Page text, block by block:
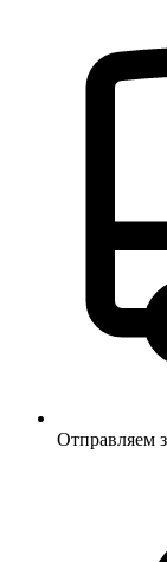
Отправляем